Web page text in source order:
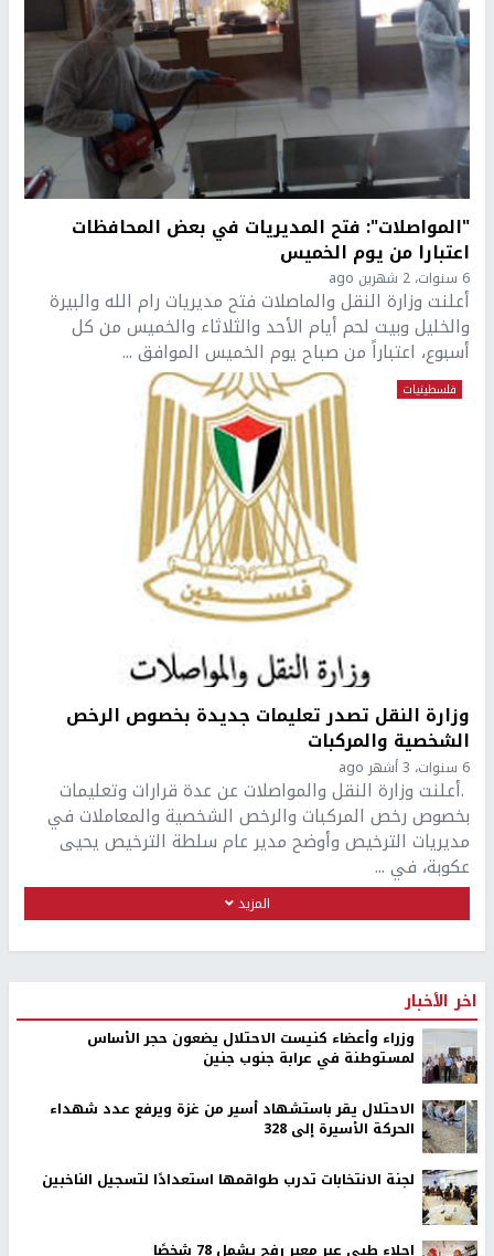
"المواصلات": فتح المديريات في بعض المحافظات
اعتبارا من يوم الخميس
6 سنوات، 2 شهرين ago
أعلنت وزارة النقل والماصلات فتح مديريات رام الله والبيرة
والخليل وبيت لحم أيام الأحد والثلاثاء والخميس من كل
أسبوع، اعتباراً من صباح يوم الخميس الموافق ...
فلسطينيات
وزارة النقل تصدر تعليمات جديدة بخصوص الرخص
الشخصية والمركبات
6 سنوات، 3 أشهر ago
.أعلنت وزارة النقل والمواصلات عن عدة قرارات وتعليمات
بخصوص رخص المركبات والرخص الشخصية والمعاملات في
مديريات الترخيص وأوضح مدير عام سلطة الترخيص يحيى
عكوبة، في ...
المزيد
اخر الأخبار
وزراء وأعضاء كنيست الاحتلال يضعون حجر الأساس
لمستوطنة في عرابة جنوب جنين
الاحتلال يقر باستشهاد أسير من غزة ويرفع عدد شهداء
الحركة الأسيرة إلى 328
لجنة الانتخابات تدرب طواقمها استعدادًا لتسجيل الناخبين